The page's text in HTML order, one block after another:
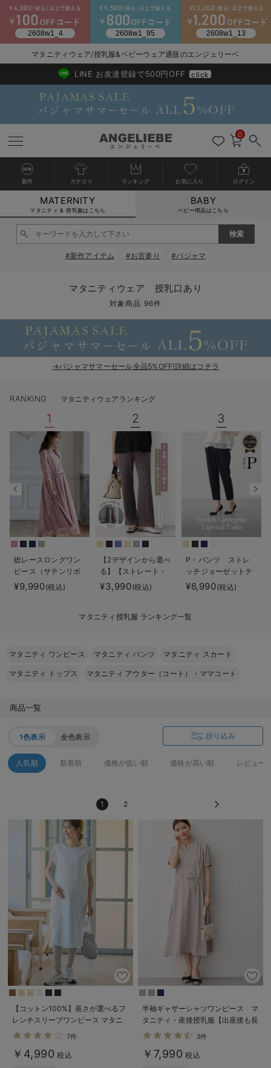
マタニティウェア全て
マタニティ ワンピース
マタニティ トップス
マタニティ アウター（コート）・ママコート
マタニティ 下着・インナー全て
授乳ブラ・マタニティブラ（マタニティインナー・産後用品）
マタニティ 授乳 キャミソール
産褥ショーツ
産後 ガードル インナー
マタニティ 腹巻き
授乳服全て
マタニティ フォーマル全て
マタニティ スーツ
マタニティ ドレス（結婚式・お呼ばれ）
マタニティ フォーマル パンツ・ボトムス
授乳用品全て
妊婦用 抱き枕・授乳クッション
マタニティレッグウェア全て
マタニティストッキング・タイツ
マタニティ ボディケア全て
アウトレット全て
【アウトレット】ワンピース
【アウトレット】パジャマ
【アウトレット】インナー
特集全て
コットン素材
冷房対策
Tシャツブラ
ブラトップ
親子セット
快適機能ウェア特集 トップス
快適機能ウェア特集 ボトムス
快適機能ウェア特集 パジャマ
安心の日本製。先輩ママが買ってよかった！本当に必要な出産準備品
冬に可愛いニットがお得！
親子コーデ｜ママとベビーにおすすめ！
保育園・入園準備特集
入院準備の持ち物チェック
再入荷全て
再入荷｜インナー
戻る
送料無料アイテム全て
ワンピース
パジャマ
ベビー
戻る
ブラキャミ おまとめ
戻る
【37周年祭セール】
【37周年祭セール】
戻る
気温差別オススメア
【15℃】3月下旬～
戻る
動きやすく着回しで
戻る
強撚スムース(コスパ
戻る
マタニティウェア
【おまとめ割】パジ
戻る
こだわりの履き心地
カジュアル
戻る
ジャケット派
ツィード派
戻る
出産準備応援割全て
マタニティパジャマ
戻る
【オフィスカジュア
戻る
レギンスタイプ
戻る
【フォーマル】ワン
戻る
【ベビー】長袖
戻る
ハンカチ
セット
戻る
快適ウェア10%OFF
戻る
春のマタニティワン
セットアップ・ レイ
ワーク・オフィス
あったかアイテム｜
戻る
Gift Selection 出産
〜3,000円（税込）
女の子におススメの
もらって嬉しいギフト
かわいくておもしろ
何枚あっても嬉しい
長く使えるアイテム
お部屋映えアイテム
戻る
冬の冷え対策インナ
薄くてあったか
レギンス・タイツ
裏起毛素材
戻る
入院準備の持ち物チ
入院してすぐ使うグ
戻る
冬のあったか特集全て
【冬のあったか特集
マタニティウェア/授乳服&ベビーウェア通販のエンジェリーベ
2026/NewArrival
送料495円(一部地域を除く) 7,700円以上で送料無料
LINE お友達登録で500円OFF click
0
新作 カテゴリ ランキング お気に入り ログイン
MATERNITY
マタニティ & 授乳服はこちら
BABY
ベビー用品はこちら
#新作アイテム #お宮参り #パジャマ
マタニティウェア 授乳口あり
対象商品 96件
→パジャマサマーセール全品5%OFF!詳細はコチラ
RANKING マタニティウェアランキング
1
総レースロングワン
ピース（サテンリボ
ンベルト付） マタ
ニティ・授乳服【出
¥9,990(税込)
2
【2デザインから選べ
る】【ストレート・
ワイド】らくちん綿
混ストレッチリブパ
産後【出産後も長く
¥3,990(税込)
3
P・パンツ ストレ
ッチジョーゼットテ
ーパード
¥6,990(税込)
マタニティ授乳服 ランキング一覧
マタニティ ワンピース マタニティ パンツ マタニティ スカート
マタニティ トップス マタニティ アウター（コート）・ママコート
商品一覧
1色表示 全色表示 絞り込み
人気順 新着順 価格が低い順 価格が高い順 レビュー
1 2
【コットン100%】長さが選べるフ
レンチスリーブワンピース マタニ
ティ・産後授乳服【出産後も長く使
7件
￥4,990 税込
半袖ギャザーシャツワンピース マ
タニティ・産後授乳服【出産後も長
く使える】
3件
￥7,990 税込
カートに入れる
閉じる